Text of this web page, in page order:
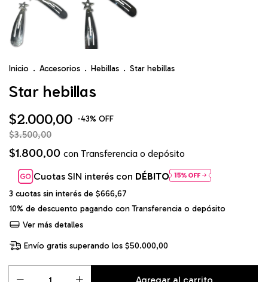
Inicio . Accesorios . Hebillas . Star hebillas
Star hebillas
$2.000,00 -43% OFF
$3.500,00
$1.800,00 con Transferencia o depósito
Cuotas SIN interés con DÉBITO
3 cuotas sin interés de $666,67
10% de descuento pagando con Transferencia o depósito
Ver más detalles
Envío gratis superando los$50.000,00